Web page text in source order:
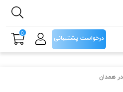
همدان
درخواست پشتیبانی
0